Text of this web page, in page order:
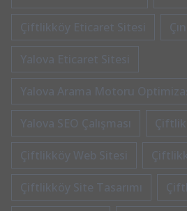
Çiftlikköy Eticaret Sitesi
Yalova Eticaret Sitesi
Yalova Arama Motoru
Yalova SEO Çalışması
Çiftlikköy Web Sitesi
Çiftlikköy Site Tasarımı